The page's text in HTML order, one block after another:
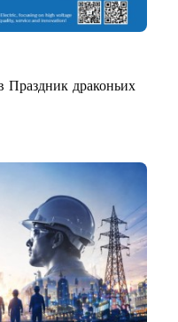
Праздник драконьих